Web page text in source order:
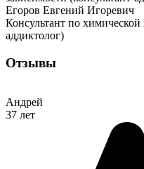
Егоров Евгений Игоревич
Консультант по химической
аддиктолог)
Отзывы
Андрей
37 лет